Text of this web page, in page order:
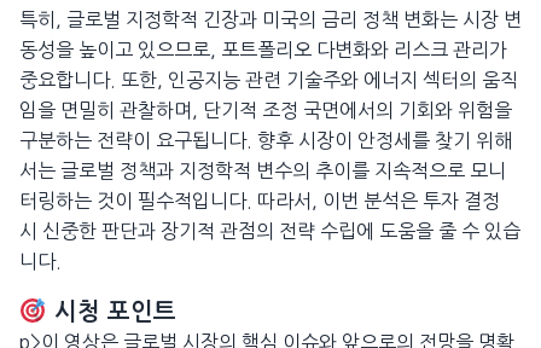
특히, 글로벌 지정학적 긴장과 미국의 금리 정책 변화는 시장 변
동성을 높이고 있으므로, 포트폴리오 다변화와 리스크 관리가
중요합니다. 또한, 인공지능 관련 기술주와 에너지 섹터의 움직
임을 면밀히 관찰하며, 단기적 조정 국면에서의 기회와 위험을
구분하는 전략이 요구됩니다. 향후 시장이 안정세를 찾기 위해
서는 글로벌 정책과 지정학적 변수의 추이를 지속적으로 모니
터링하는 것이 필수적입니다. 따라서, 이번 분석은 투자 결정
시 신중한 판단과 장기적 관점의 전략 수립에 도움을 줄 수 있습
니다.
시청 포인트
p>이 영상은 글로벌 시장의 핵심 이슈와 앞으로의 전망을 명확